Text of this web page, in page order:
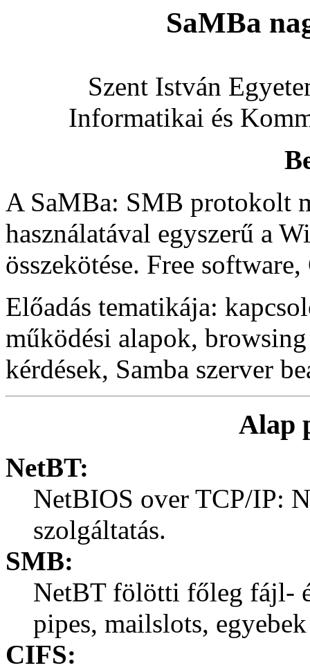
SaMBa
Szent István
Informatikai és
A SaMBa: SMB protokolt
használatával egyszerű a
összekötése. Free
Előadás tematikája:
működési alapok,
kérdések, Samba szerver
Alap
NetBT:
NetBIOS over TCP/IP:
szolgáltatás.
SMB:
NetBT fölötti főleg fájl-
pipes, mailslots,
CIFS: